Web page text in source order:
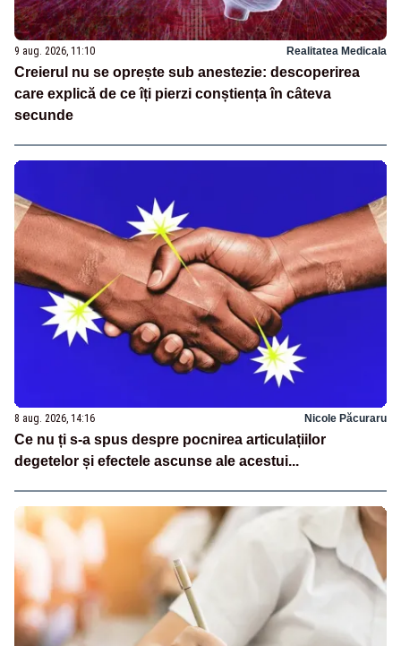
9 aug. 2026, 11:10 Realitatea Medicala
Creierul nu se oprește sub anestezie: descoperirea
care explică de ce îți pierzi conștiența în câteva
secunde
8 aug. 2026, 14:16 Nicole Păcuraru
Ce nu ți s-a spus despre pocnirea articulațiilor
degetelor și efectele ascunse ale acestui...